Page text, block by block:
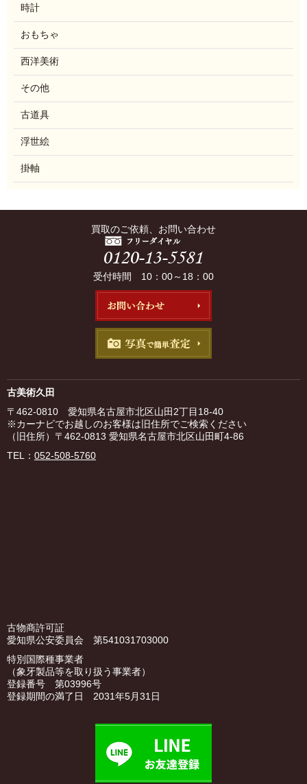
時計
おもちゃ
西洋美術
その他
古道具
浮世絵
掛軸
買取のご依頼、お問い合わせ
受付時間 10：00～18：00
古美術久田
〒462-0810 愛知県名古屋市北区山田2丁目18-40
※カーナビでお越しのお客様は旧住所でご検索ください
（旧住所）〒462-0813 愛知県名古屋市北区山田町4-86
TEL： 052-508-5760
古物商許可証
愛知県公安委員会 第541031703000
特別国際種事業者
（象牙製品等を取り扱う事業者）
登録番号 第03996号
登録期間の満了日 2031年5月31日